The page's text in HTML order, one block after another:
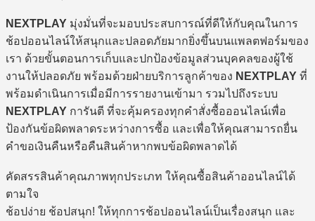
NEXTPLAY มุ่งมั่นที่จะมอบประสบการณ์ที่ดีให้กับคุณในการ
ช้อปออนไลน์ให้สนุกและปลอดภัยมากยิ่งขึ้นบนแพลตฟอร์มของ
เรา ด้วยขั้นตอนการเก็บและปกป้องข้อมูลส่วนบุคคลของผู้ใช้
งานให้ปลอดภัย พร้อมด้วยฝ่ายบริการลูกค้าของ NEXTPLAY ที่
พร้อมดำเนินการเมื่อมีการรายงานเข้ามา รวมไปถึงระบบ
NEXTPLAY การันตี ที่จะคุ้มครองทุกคำสั่งซื้อออนไลน์เพื่อ
ป้องกันข้อผิดพลาดระหว่างการซื้อ และเพื่อให้คุณสามารถยื่น
คำขอเงินคืนหรือคืนสินค้าหากพบข้อผิดพลาดได้
คัดสรรสินค้าคุณภาพทุกประเภท ให้คุณซื้อสินค้าออนไลน์ได้
ตามใจ
ช้อปง่าย ช้อปสนุก! ให้ทุกการช้อปออนไลน์เป็นเรื่องสนุก และ